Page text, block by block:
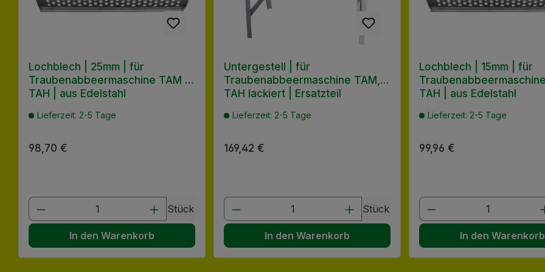
Lochblech | 25mm | für
Traubenabbeermaschine TAM /
TAH | aus Edelstahl
Lieferzeit: 2-5 Tage
Regulärer Preis:
98,70 €
Produkt Anzahl: Gib den gewünschten Wert ein oder benutze die
Stück
In den Warenkorb
Untergestell | für
Traubenabbeermaschine TAM,
TAH lackiert | Ersatzteil
Lieferzeit: 2-5 Tage
Regulärer Preis:
169,42 €
Produkt Anzahl: Gib den gewünschten Wert
Stück
In den Warenkorb
Lochblech | 15mm | für
TAH | aus Edelstahl
Lieferzeit: 2-5 Tage
Regulärer Preis:
99,96 €
Produkt Anzahl:
In den Warenkorb